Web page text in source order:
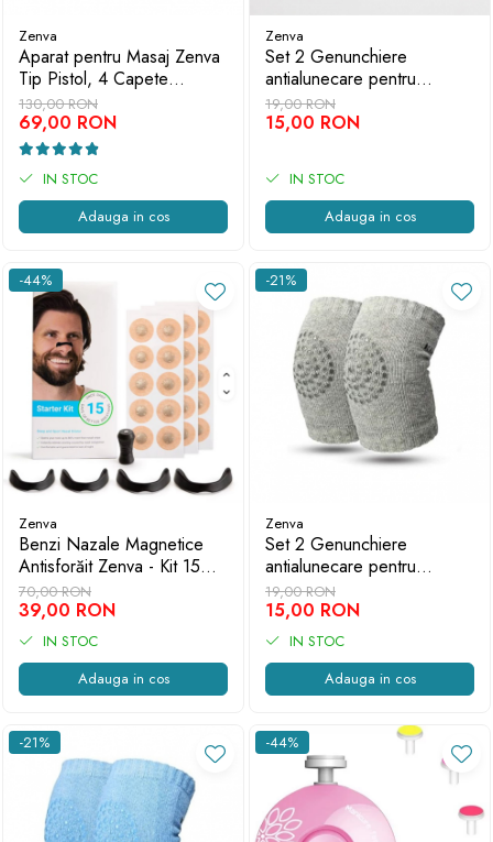
Zenva
Aparat pentru Masaj Zenva
Tip Pistol, 4 Capete
Interschimbabile, 6 Viteze,
Negru-Auriu
130,00 RON
69,00 RON
IN STOC
Adauga in cos
Zenva
Set 2 Genunchiere
antialunecare pentru
Bebelusi Zenva, Negru
19,00 RON
15,00 RON
IN STOC
Adauga in cos
-44%
Zenva
Benzi Nazale Magnetice
Antisforăit Zenva - Kit 15
Bucăți
70,00 RON
39,00 RON
IN STOC
Adauga in cos
-21%
Zenva
Set 2 Genunchiere
antialunecare pentru
Bebelusi Zenva, Gri
deschis
19,00 RON
15,00 RON
IN STOC
Adauga in cos
-21% -44%